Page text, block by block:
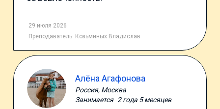
29 июля 2026
Преподаватель: Козьминых Владислав
Алёна Агафонова
Россия, Москва
Занимается 2 года 5 месяцев